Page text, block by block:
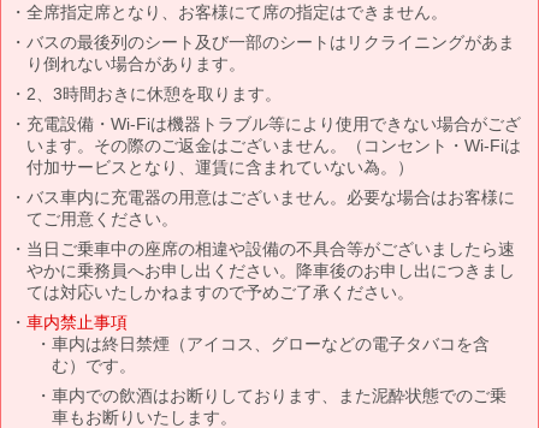
全席指定席となり、お客様にて席の指定はできません。
バスの最後列のシート及び一部のシートはリクライニングがあま
り倒れない場合があります。
2、3時間おきに休憩を取ります。
充電設備・Wi-Fiは機器トラブル等により使用できない場合がござ
います。その際のご返金はございません。（コンセント・Wi-Fiは
付加サービスとなり、運賃に含まれていない為。）
バス車内に充電器の用意はございません。必要な場合はお客様に
てご用意ください。
当日ご乗車中の座席の相違や設備の不具合等がございましたら速
やかに乗務員へお申し出ください。降車後のお申し出につきまし
ては対応いたしかねますので予めご了承ください。
車内禁止事項
車内は終日禁煙（アイコス、グローなどの電子タバコを含
む）です。
車内での飲酒はお断りしております、また泥酔状態でのご乗
車もお断りいたします。